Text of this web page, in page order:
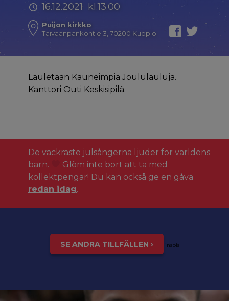
16.12.2021 kl.13.00
Puijon kirkko
Taivaanpankontie 3, 70200 Kuopio
Lauletaan Kauneimpia Joululauluja.
Kanttori Outi Keskisipilä.
De vackraste julsångerna ljuder för världens
barn.
Glöm inte bort att ta med
kollektpengar! Du kan också ge en gåva
redan idag.
SE ANDRA TILLFÄLLEN › inspis